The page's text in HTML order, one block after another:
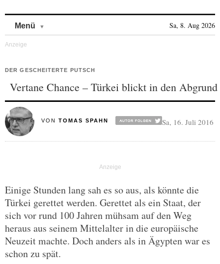
Menü Sa, 8. Aug 2026
DER GESCHEITERTE PUTSCH
Vertane Chance – Türkei blickt in den Abgrund
VON TOMAS SPAHN Sa, 16. Juli 2016
Einige Stunden lang sah es so aus, als könnte die
Türkei gerettet werden. Gerettet als ein Staat, der
sich vor rund 100 Jahren mühsam auf den Weg
heraus aus seinem Mittelalter in die europäische
Neuzeit machte. Doch anders als in Ägypten war es
schon zu spät.